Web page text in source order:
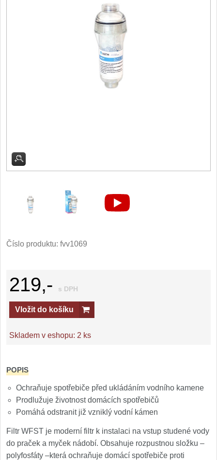
Číslo produktu: fvv1069
219,- s DPH
Vložit do košíku
Skladem v eshopu: 2 ks
POPIS
Ochraňuje spotřebiče před ukládáním vodního kamene
Prodlužuje životnost domácích spotřebičů
Pomáhá odstranit již vzniklý vodní kámen
Filtr WFST je moderní filtr k instalaci na vstup studené vody
do praček a myček nádobí. Obsahuje rozpustnou složku –
polyfosfáty –která ochraňuje domácí spotřebiče proti